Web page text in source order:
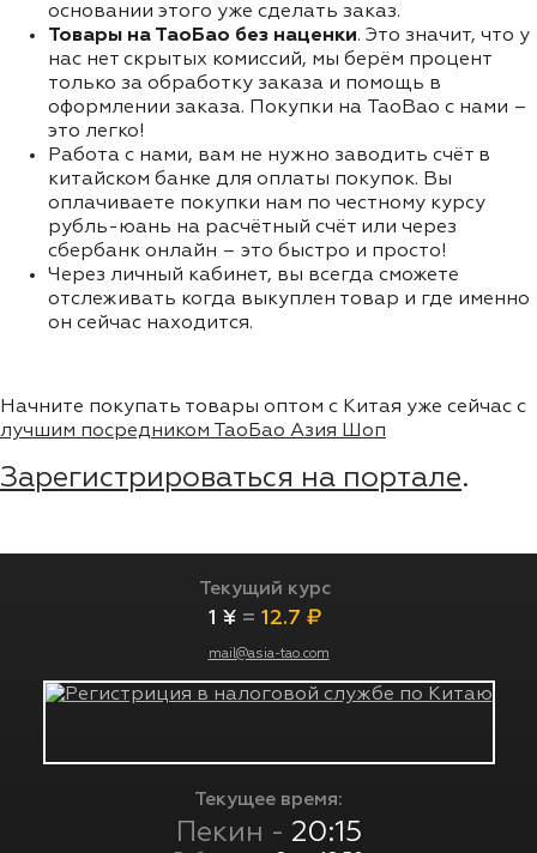
основании этого уже сделать заказ.
Товары на ТаоБао без наценки. Это значит, что у
нас нет скрытых комиссий, мы берём процент
только за обработку заказа и помощь в
оформлении заказа. Покупки на TaoBao с нами –
это легко!
Работа с нами, вам не нужно заводить счёт в
китайском банке для оплаты покупок. Вы
оплачиваете покупки нам по честному курсу
рубль-юань на расчётный счёт или через
сбербанк онлайн – это быстро и просто!
Через личный кабинет, вы всегда сможете
отслеживать когда выкуплен товар и где именно
он сейчас находится.
Начните покупать товары оптом с Китая уже сейчас с
лучшим посредником ТаоБао Азия Шоп
Зарегистрироваться на портале.
Текущий курс
1 ¥ = 12.7 ₽
mail@asia-tao.com
Текущее время:
Пекин - 20:15